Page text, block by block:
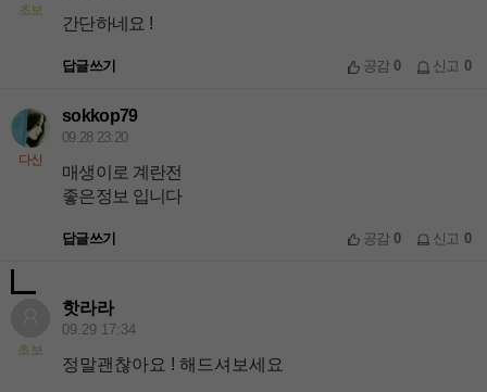
초보
간단하네요 !
답글쓰기 공감0 신고 0
다신
sokkop79
09.28 23:20
매생이로 계란전
좋은정보 입니다
답글쓰기 공감0 신고 0
초보
핫라라
09.29 17:34
정말괜찮아요 ! 해드셔보세요